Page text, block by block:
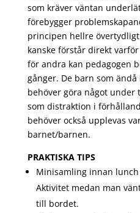
som kräver väntan
förebygger
principen hellre
kanske förstår direkt
för andra kan pedagogen
gånger. De barn som
behöver göra något
som distraktion i
behöver också upplevas
barnet/barnen.
PRAKTISKA TIPS
Minisamling innan
Aktivitet medan man
till bordet.